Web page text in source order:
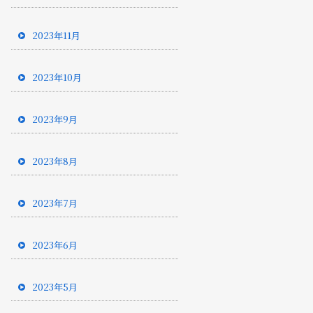
2023年11月
2023年10月
2023年9月
2023年8月
2023年7月
2023年6月
2023年5月